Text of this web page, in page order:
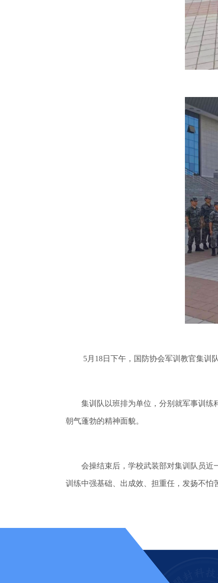
5月18日下午，国防协会军训教官集训
集训队以班排为单位，分别就军事训练科
朝气蓬勃的精神面貌。
会操结束后，学校武装部对集训队员近一
训练中强基础、出成效、担重任，发扬不